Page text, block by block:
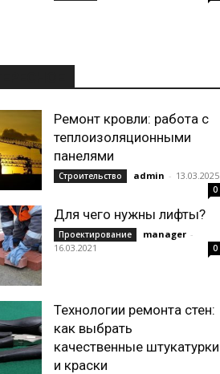
Ремонт кровли: работа с
теплоизоляционными
панелями
Строительство admin - 13.03.2025
0
Для чего нужны лифты?
Проектирование manager -
16.03.2021
0
Технологии ремонта стен:
как выбрать
качественные штукатурки
и краски